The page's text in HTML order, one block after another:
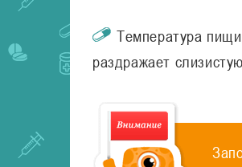
Температура
раздражает